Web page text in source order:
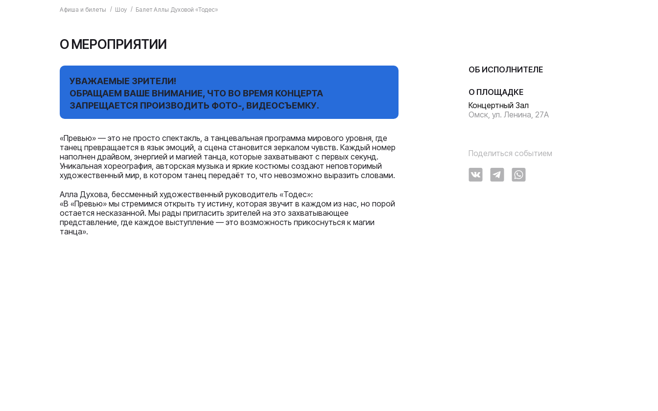
Афиша и билеты Шоу Балет Аллы Духовой «Тодес»
О МЕРОПРИЯТИИ
УВАЖАЕМЫЕ ЗРИТЕЛИ!
ОБРАЩАЕМ ВАШЕ ВНИМАНИЕ, ЧТО ВО ВРЕМЯ КОНЦЕРТА
ЗАПРЕЩАЕТСЯ ПРОИЗВОДИТЬ ФОТО-, ВИДЕОСЪЕМКУ.
«Превью» — это не просто спектакль, а танцевальная программа мирового уровня, где
танец превращается в язык эмоций, а сцена становится зеркалом чувств. Каждый номер
наполнен драйвом, энергией и магией танца, которые захватывают с первых секунд.
Уникальная хореография, авторская музыка и яркие костюмы создают неповторимый
художественный мир, в котором танец передаёт то, что невозможно выразить словами.
Алла Духова, бессменный художественный руководитель «Тодес»:
«В «Превью» мы стремимся открыть ту истину, которая звучит в каждом из нас, но порой
остается несказанной. Мы рады пригласить зрителей на это захватывающее
представление, где каждое выступление — это возможность прикоснуться к магии
танца».
ОБ ИСПОЛНИТЕЛЕ
О ПЛОЩАДКЕ
Концертный Зал
Омск, ул. Ленина, 27А
Поделиться событием